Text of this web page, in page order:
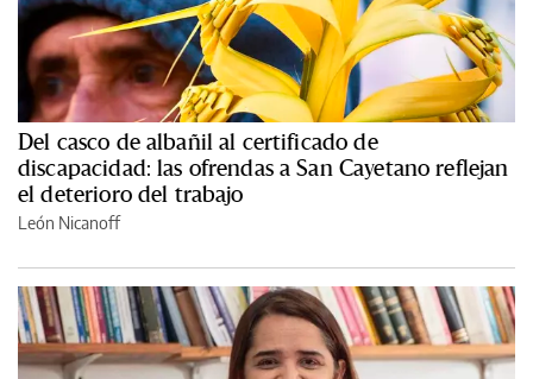
Del casco de albañil al certificado de
discapacidad: las ofrendas a San Cayetano reflejan
el deterioro del trabajo
León Nicanoff